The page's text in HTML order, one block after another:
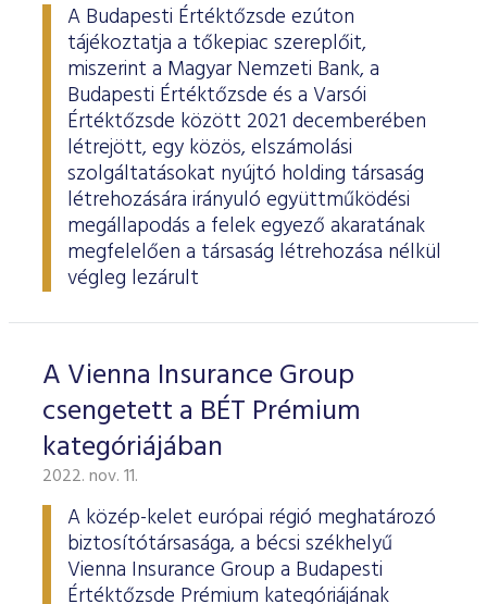
A Budapesti Értéktőzsde ezúton
tájékoztatja a tőkepiac szereplőit,
miszerint a Magyar Nemzeti Bank, a
Budapesti Értéktőzsde és a Varsói
Értéktőzsde között 2021 decemberében
létrejött, egy közös, elszámolási
szolgáltatásokat nyújtó holding társaság
létrehozására irányuló együttműködési
megállapodás a felek egyező akaratának
megfelelően a társaság létrehozása nélkül
végleg lezárult
A Vienna Insurance Group
csengetett a BÉT Prémium
kategóriájában
2022. nov. 11.
A közép-kelet európai régió meghatározó
biztosítótársasága, a bécsi székhelyű
Vienna Insurance Group a Budapesti
Értéktőzsde Prémium kategóriájának